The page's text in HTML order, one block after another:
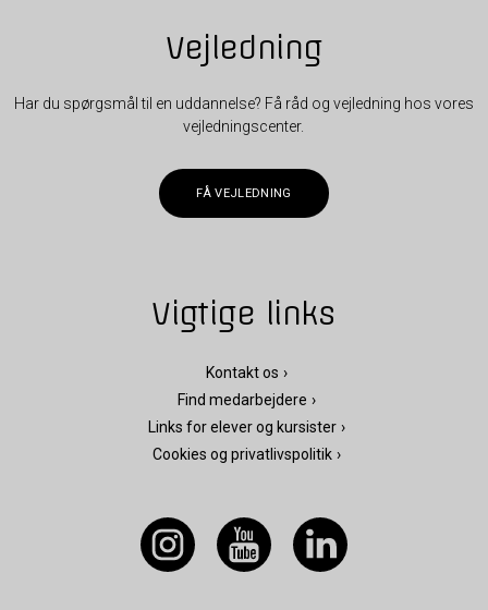
Vejledning
Har du spørgsmål til en uddannelse? Få råd og vejledning hos vores
vejledningscenter.
FÅ VEJLEDNING
Vigtige links
Kontakt os
Find medarbejdere
Links for elever og kursister
Cookies og privatlivspolitik